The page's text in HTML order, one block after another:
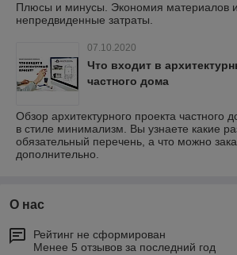
Плюсы и минусы. Экономия материалов
непредвиденные затраты.
07.10.2020
Что входит в
частного дома
Обзор архитектурного проекта частного
в стиле минимализм. Вы узнаете какие
обязательный перечень, а что можно
дополнительно.
О нас
Рейтинг не сформирован
Менее 5 отзывов за последний год